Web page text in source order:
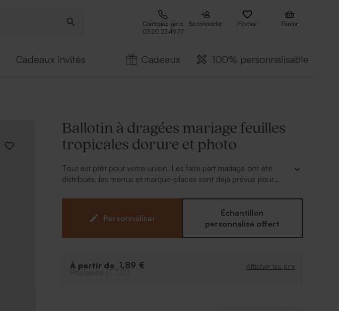
Contactez-nous
03 20 23 49 77
Se connecter Favoris Panier
Cadeaux invités Cadeaux 100% personnalisable
Ballotin à dragées mariage feuilles
tropicales dorure et photo
Tout est prêt pour votre union. Les faire part mariage ont été
distribués, les menus et marque-places sont déjà prévus pour
offrir à vos proches. Ceballotin à dragées mariage feuilles
tropicales dorure et photo
chic sera juste parfait. A agrémenter
de vos prénoms en or et relief et de votre plus beau cliché
mariage unique.
Personnaliser
Échantillon
personnalisé offert
À partir de 1,89 € Afficher les prix
Prix/pièce (T.T.C.)